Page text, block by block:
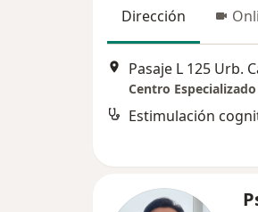
Dirección
Estimulación